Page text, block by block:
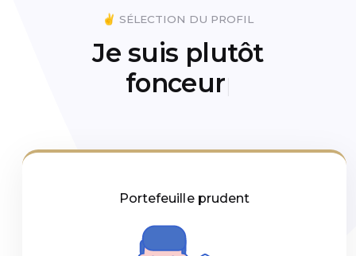
✌️ SÉLECTION DU PROFIL
Je suis plutôt
déterminé
Portefeuille prudent